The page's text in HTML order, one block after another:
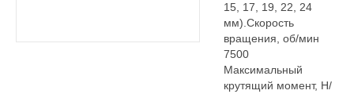
15, 17, 19, 22, 24
мм).Скорость
вращения, об/мин
7500
Максимальный
крутящий момент, Н/